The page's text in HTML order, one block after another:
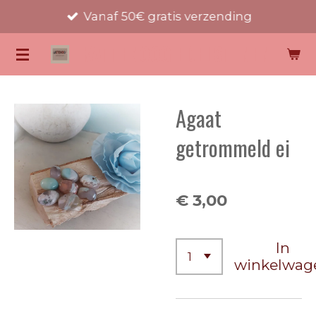
direct
naar
de
hoofdinhoud
Vanaf 50€ gratis verzending
Agaat
getrommeld ei
€ 3,00
In